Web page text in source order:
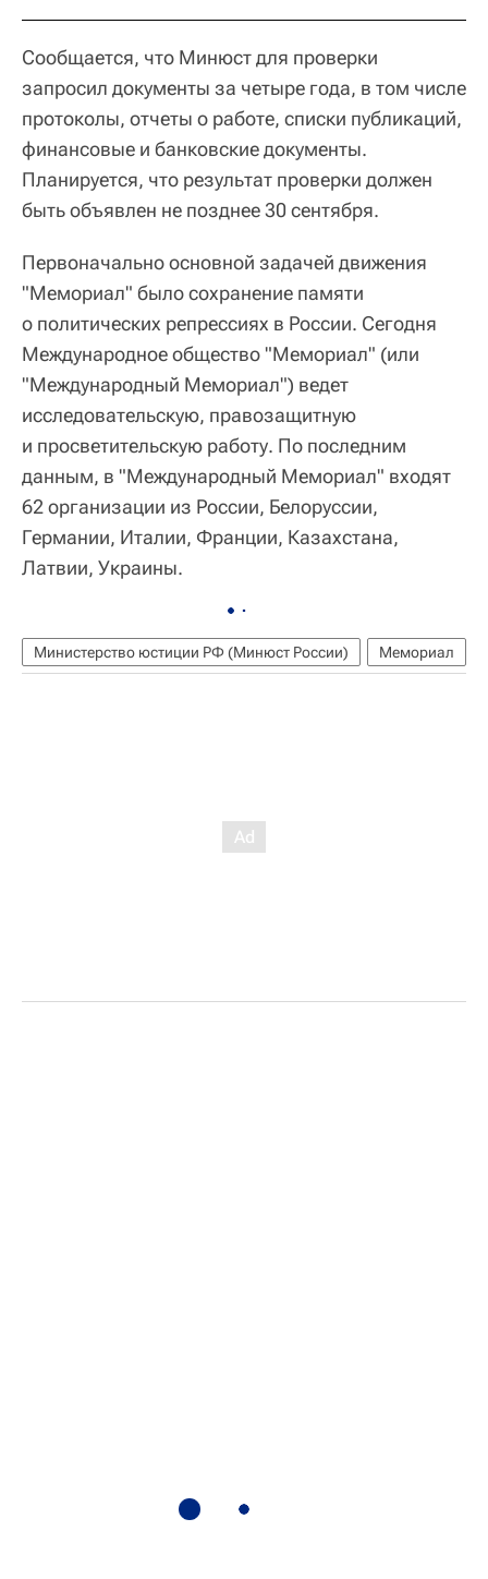
Сообщается, что Минюст для проверки
запросил документы за четыре года, в том числе
протоколы, отчеты о работе, списки публикаций,
финансовые и банковские документы.
Планируется, что результат проверки должен
быть объявлен не позднее 30 сентября.
Первоначально основной задачей движения
"Мемориал" было сохранение памяти
о политических репрессиях в России. Сегодня
Международное общество "Мемориал" (или
"Международный Мемориал") ведет
исследовательскую, правозащитную
и просветительскую работу. По последним
данным, в "Международный Мемориал" входят
62 организации из России, Белоруссии,
Германии, Италии, Франции, Казахстана,
Латвии, Украины.
Министерство юстиции РФ (Минюст России) Мемориал